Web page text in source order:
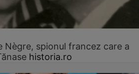
Nègre, spionul francez care a
historia.ro